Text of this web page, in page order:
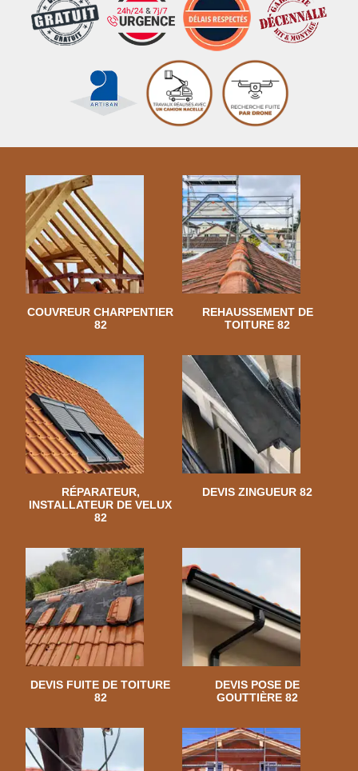
COUVREUR CHARPENTIER
82
REHAUSSEMENT DE
TOITURE 82
RÉPARATEUR,
INSTALLATEUR DE VELUX
82
DEVIS ZINGUEUR 82
DEVIS FUITE DE TOITURE
82
DEVIS POSE DE
GOUTTIÈRE 82